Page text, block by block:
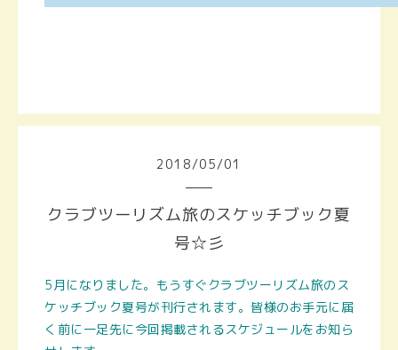
2018/05/01
クラブツーリズム旅のスケッチブック夏
号☆彡
5月になりました。もうすぐクラブツーリズム旅のス
ケッチブック夏号が刊行されます。皆様のお手元に届
く前に一足先に今回掲載されるスケジュールをお知ら